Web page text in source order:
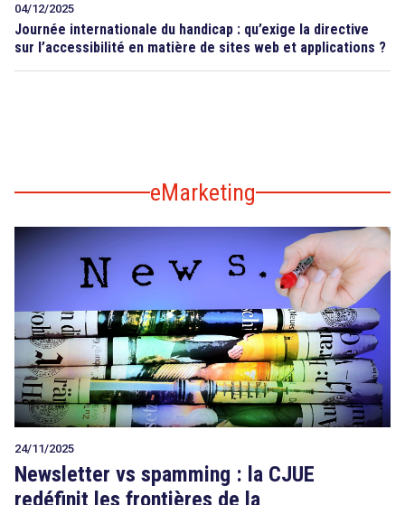
04/12/2025
Journée internationale du handicap : qu’exige la directive
sur l’accessibilité en matière de sites web et applications ?
eMarketing
24/11/2025
Newsletter vs spamming : la CJUE
redéfinit les frontières de la
search